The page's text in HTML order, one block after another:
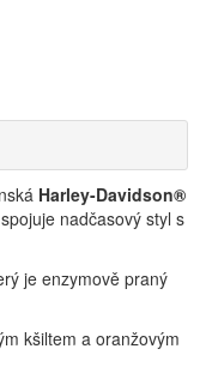
Harley-Davidson®
spojuje nadčasový styl s
je enzymově praný
kšiltem a oranžovým